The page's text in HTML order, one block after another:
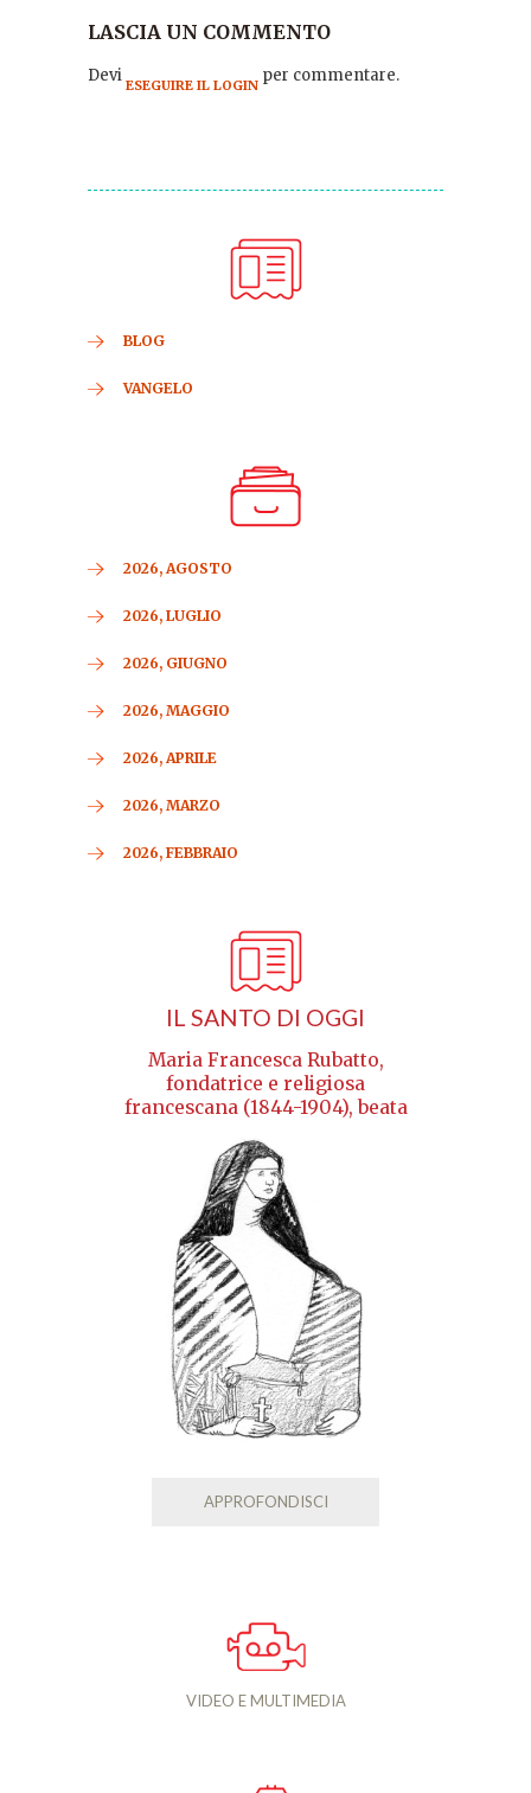
LASCIA UN COMMENTO
Devi ESEGUIRE IL LOGIN per commentare.
BLOG
VANGELO
2026, AGOSTO
2026, LUGLIO
2026, GIUGNO
2026, MAGGIO
2026, APRILE
2026, MARZO
2026, FEBBRAIO
IL SANTO DI OGGI
Maria Francesca Rubatto,
fondatrice e religiosa
francescana (1844-1904), beata
APPROFONDISCI
VIDEO E MULTIMEDIA